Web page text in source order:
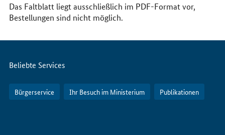
Das Faltblatt liegt ausschließlich im PDF-Format vor,
Bestellungen sind nicht möglich.
Servicemenü
Beliebte Services
Bürgerservice Ihr Besuch im Ministerium Publikationen